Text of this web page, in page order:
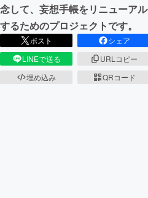
念して、妄想手帳をリニューアル
するためのプロジェクトです。
ポスト
シェア
LINEで送る
URLコピー
埋め込み
QRコード